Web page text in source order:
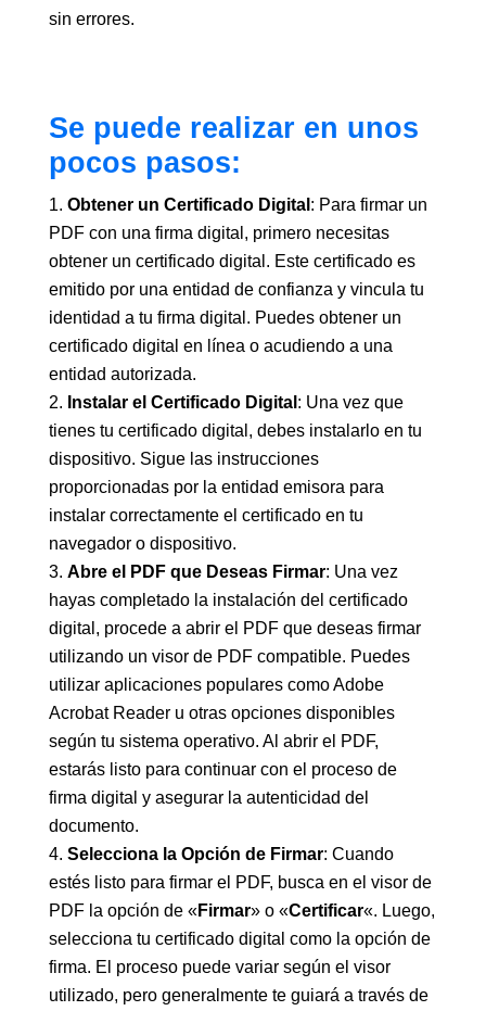
sin errores.
Se puede realizar en unos
pocos pasos:
Obtener un Certificado Digital : Para firmar un
PDF con una firma digital, primero necesitas
obtener un certificado digital. Este certificado es
emitido por una entidad de confianza y vincula tu
identidad a tu firma digital. Puedes obtener un
certificado digital en línea o acudiendo a una
entidad autorizada.
Instalar el Certificado Digital : Una vez que
tienes tu certificado digital, debes instalarlo en tu
dispositivo. Sigue las instrucciones
proporcionadas por la entidad emisora para
instalar correctamente el certificado en tu
navegador o dispositivo.
Abre el PDF que Deseas Firmar: Una vez
hayas completado la instalación del certificado
digital, procede a abrir el PDF que deseas firmar
utilizando un visor de PDF compatible. Puedes
utilizar aplicaciones populares como Adobe
Acrobat Reader u otras opciones disponibles
según tu sistema operativo. Al abrir el PDF,
estarás listo para continuar con el proceso de
firma digital y asegurar la autenticidad del
documento.
Selecciona la Opción de Firmar: Cuando
estés listo para firmar el PDF, busca en el visor de
PDF la opción de «Firmar» o «Certificar«. Luego,
selecciona tu certificado digital como la opción de
firma. El proceso puede variar según el visor
utilizado, pero generalmente te guiará a través de